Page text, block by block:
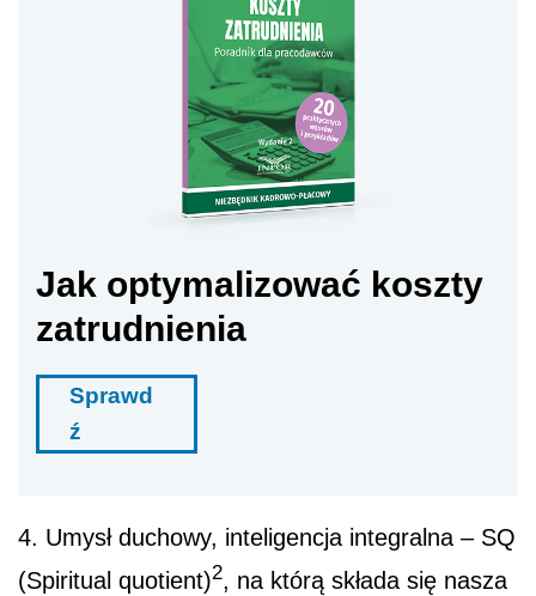
Jak optymalizować koszty
zatrudnienia
Sprawd
ź
4. Umysł duchowy, inteligencja integralna – SQ
(Spiritual quotient)2, na którą składa się nasza